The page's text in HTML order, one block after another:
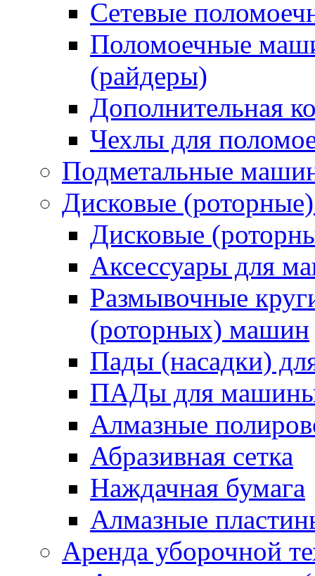
Сетевые
Поломоечные
(райдеры)
Дополнительная
Чехлы для
Подметальные
Дисковые
Дисковые
Аксессуары для
Размывочные
(роторных) машин
Пады (насадки)
ПАДы для
Алмазные
Абразивная сетка
Наждачная бумага
Алмазные
Аренда уборочной